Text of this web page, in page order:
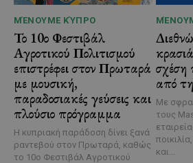
ΜΈΝΟΥΜΕ ΚΎΠΡΟ
Το 10ο Φεστιβάλ
Αγροτικού Πολιτισμού
επιστρέφει στον Πρωταρά
με μουσική,
παραδοσιακές γεύσεις και
πλούσιο πρόγραμμα
Η κυπριακή παράδοση δίνει ξανά
ραντεβού στον Πρωταρά, καθώς
το 10ο Φεστιβάλ Αγροτικού
σχέση
από
Με
τους
και...